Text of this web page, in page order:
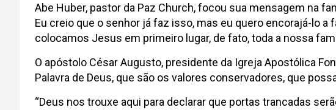
Abe Huber, pastor da Paz Church, focou sua mensagem na
Eu creio que o senhor já faz isso, mas eu quero encorajá-lo
colocamos Jesus em primeiro lugar, de fato, toda a nossa
O apóstolo César Augusto, presidente da Igreja Apostólica
Palavra de Deus, que são os valores conservadores, que
“Deus nos trouxe aqui para declarar que portas trancadas